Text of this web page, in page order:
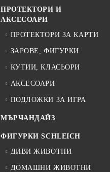
ПРОТЕКТОРИ И
АКСЕСОАРИ
ПРОТЕКТОРИ ЗА КАРТИ
ЗАРОВЕ, ФИГУРКИ
КУТИИ, КЛАСЬОРИ
АКСЕСОАРИ
ПОДЛОЖКИ ЗА ИГРА
МЪРЧАНДАЙЗ
ФИГУРКИ SCHLEICH
ДИВИ ЖИВОТНИ
ДОМАШНИ ЖИВОТНИ